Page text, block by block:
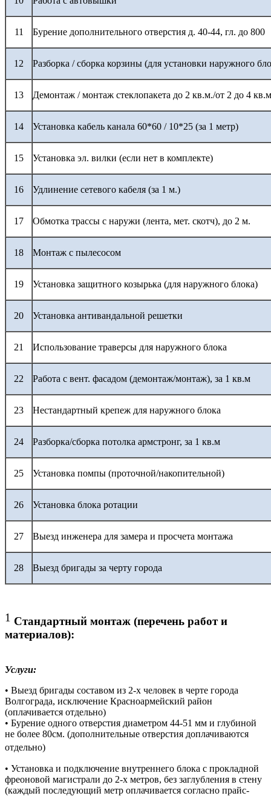
11 Бурение дополнительного отверстия д. 40-44, гл. до 800
12 Разборка / сборка корзины (для установки наружного
13 Демонтаж / монтаж стеклопакета до 2 кв.м./от 2 до 4
14 Установка кабель канала 60*60 / 10*25 (за 1 метр)
15 Установка эл. вилки (если нет в комплекте)
16 Удлинение сетевого кабеля (за 1 м.)
17 Обмотка трассы с наружи (лента, мет. скотч), до 2 м.
18 Монтаж с пылесосом
19 Установка защитного козырька (для наружного блока)
20 Установка антивандальной решетки
21 Использование траверсы для наружного блока
22 Работа с вент. фасадом (демонтаж/монтаж), за 1 кв.м
23 Нестандартный крепеж для наружного блока
24 Разборка/сборка потолка армстронг, за 1 кв.м
25 Установка помпы (проточной/накопительной)
26 Установка блока ротации
27 Выезд инженера для замера и просчета монтажа
28 Выезд бригады за черту города
1 Стандартный монтаж (перечень работ и
материалов):
Услуги:
• Выезд бригады составом из 2-х человек в черте города
Волгограда, исключение Красноармейский район
(оплачивается отдельно)
• Бурение одного отверстия диаметром 44-51 мм и глубиной
не более 80см. (дополнительные отверстия доплачиваются
отдельно)
• Установка и подключение внутреннего блока с прокладной
фреоновой магистрали до 2-х метров, без заглубления в стену
(каждый последующий метр оплачивается согласно прайс-